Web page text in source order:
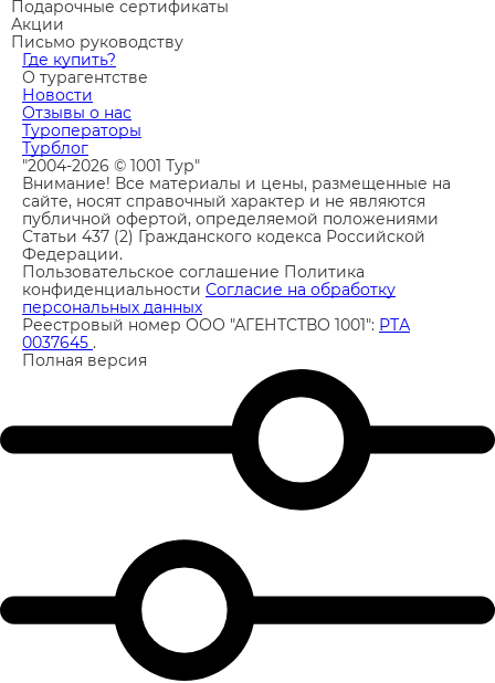
Подарочные сертификаты
Акции
Письмо руководству
Где купить?
О турагентстве
Новости
Отзывы о нас
Туроператоры
Турблог
"2004-2026 © 1001 Тур"
Внимание! Все материалы и цены, размещенные на
сайте, носят справочный характер и не являются
публичной офертой, определяемой положениями
Статьи 437 (2) Гражданского кодекса Российской
Федерации.
Пользовательское соглашение Политика
конфиденциальности Согласие на обработку
персональных данных
Реестровый номер ООО "АГЕНТСТВО 1001": РТА
0037645 .
Полная версия